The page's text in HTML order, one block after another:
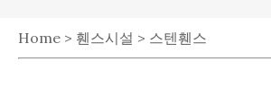
Home > 휀스시설 > 스텐휀스